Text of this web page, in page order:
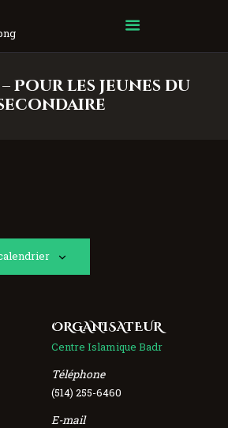
– Pour les jeunes du
Islamique Badr
ORGANISATEUR
Centre Islamique Badr
Téléphone
(514) 255-6460
E-mail